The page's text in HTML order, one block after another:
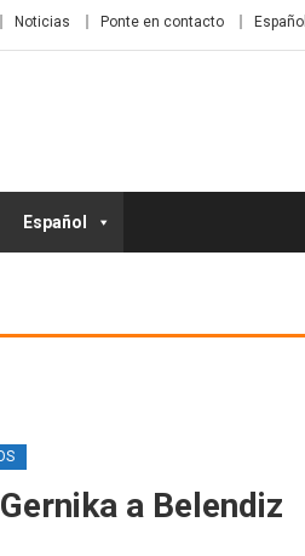
Noticias Ponte en contacto Español
Español
a Belendiz